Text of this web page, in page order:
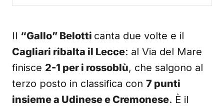
Il “Gallo” Belotti canta due volte e il
Cagliari ribalta il Lecce: al Via del Mare
finisce 2-1 per i rossoblù, che salgono al
terzo posto in classifica con 7 punti
insieme a Udinese e Cremonese. È il